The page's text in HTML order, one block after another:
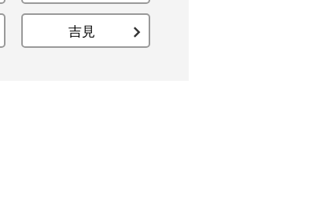
吉見